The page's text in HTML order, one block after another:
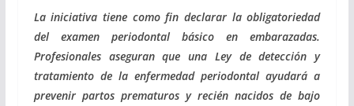
La iniciativa tiene como fin declarar la obligatoriedad
del examen periodontal básico en embarazadas.
Profesionales aseguran que una Ley de detección y
tratamiento de la enfermedad periodontal ayudará a
prevenir partos prematuros y recién nacidos de bajo